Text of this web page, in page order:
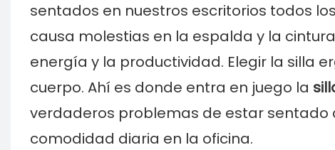
sentados en nuestros escritorios todos
causa molestias en la espalda y la
energía y la productividad. Elegir la silla
cuerpo. Ahí es donde entra en juego la
verdaderos problemas de estar sentado
comodidad diaria en la oficina.